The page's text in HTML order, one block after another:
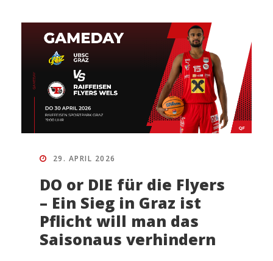
29. APRIL 2026
DO or DIE für die Flyers
– Ein Sieg in Graz ist
Pflicht will man das
Saisonaus verhindern